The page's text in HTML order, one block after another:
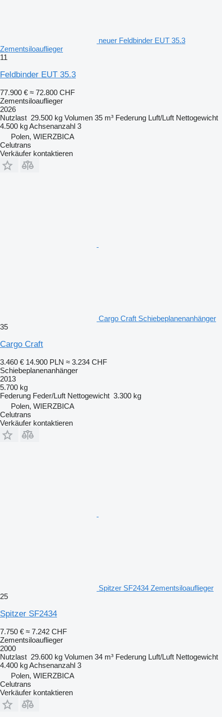
neuer Feldbinder EUT 35.3
Zementsiloauflieger
11
Feldbinder EUT 35.3
77.900 € ≈ 72.800 CHF
Zementsiloauflieger
2026
Nutzlast 29.500 kg Volumen 35 m³ Federung Luft/Luft Nettogewicht
4.500 kgAchsenanzahl 3
Polen, WIERZBICA
Celutrans
Verkäufer kontaktieren
Cargo Craft Schiebeplanenanhänger
35
Cargo Craft
3.460 € 14.900 PLN ≈ 3.234 CHF
Schiebeplanenanhänger
2013
5.700 kg
Federung Feder/Luft Nettogewicht 3.300 kg
Polen, WIERZBICA
Celutrans
Verkäufer kontaktieren
Spitzer SF2434 Zementsiloauflieger
25
Spitzer SF2434
7.750 € ≈ 7.242 CHF
Zementsiloauflieger
2000
Nutzlast 29.600 kg Volumen 34 m³ Federung Luft/Luft Nettogewicht
4.400 kgAchsenanzahl 3
Polen, WIERZBICA
Celutrans
Verkäufer kontaktieren